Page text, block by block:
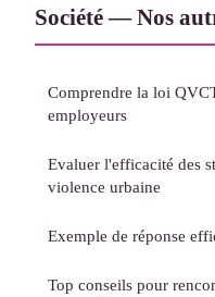
Société — Nos
Comprendre la loi
employeurs
Evaluer l'efficacité des
violence urbaine
Exemple de réponse
Top conseils pour